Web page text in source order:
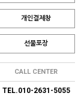
개인결제창
선물포장
CALL CENTER
TEL.010-2631-5055